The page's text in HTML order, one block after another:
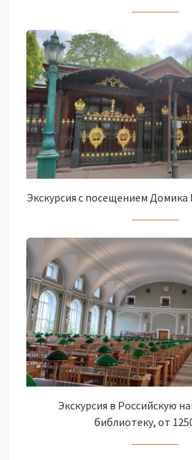
Экскурсия с посещением Домика
Экскурсия в Российскую
библиотеку, от